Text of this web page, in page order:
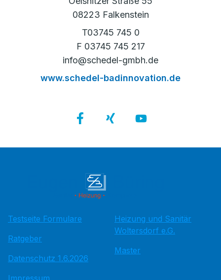
08223 Falkenstein
T03745 745 0
F 03745 745 217
info@schedel-gmbh.de
www.schedel-badinnovation.de
Testseite Formulare
Ratgeber
Datenschutz 1.6.2026
Heizung und Sanitär
Woltersdorf e.G.
Master